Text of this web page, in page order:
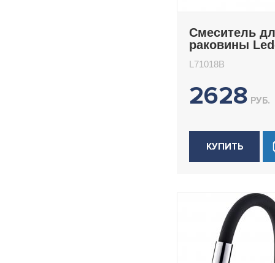
Смеситель
раковины
L71018B
2628 РУБ.
КУПИТЬ